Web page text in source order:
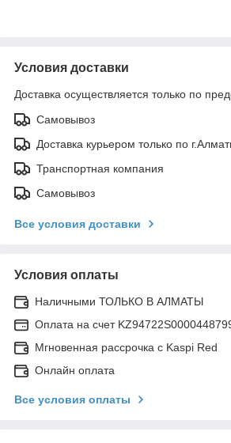
Условия доставки
Доставка осуществляется только по
Самовывоз
Доставка курьером только по
Транспортная компания
Самовывоз
Все условия доставки
Условия оплаты
Наличными ТОЛЬКО В АЛМАТЫ
Оплата на счет
Мгновенная рассрочка с Kaspi Red
Онлайн оплата
Все условия оплаты